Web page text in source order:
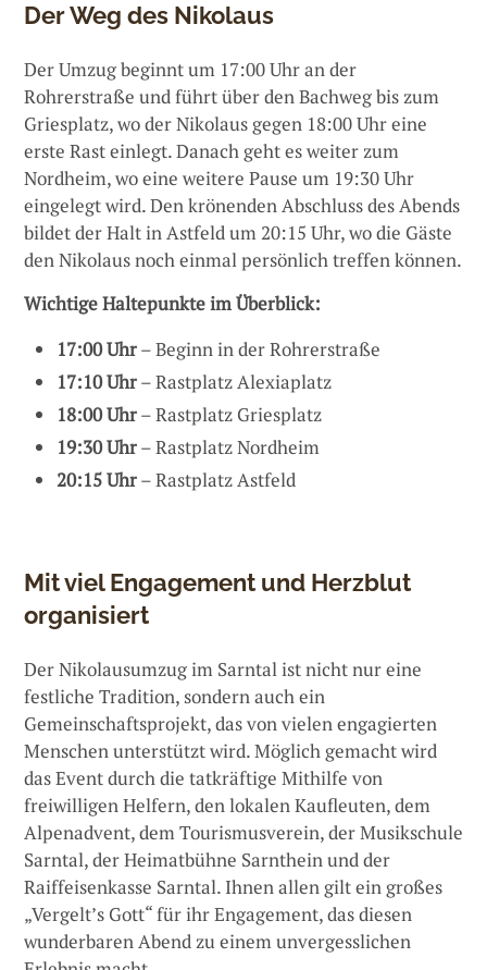
Der Weg des Nikolaus
Der Umzug beginnt um 17:00 Uhr an der
Rohrerstraße und führt über den Bachweg bis zum
Griesplatz, wo der Nikolaus gegen 18:00 Uhr eine
erste Rast einlegt. Danach geht es weiter zum
Nordheim, wo eine weitere Pause um 19:30 Uhr
eingelegt wird. Den krönenden Abschluss des Abends
bildet der Halt in Astfeld um 20:15 Uhr, wo die Gäste
den Nikolaus noch einmal persönlich treffen können.
Wichtige Haltepunkte im Überblick:
17:00 Uhr– Beginn in der Rohrerstraße
17:10 Uhr– Rastplatz Alexiaplatz
18:00 Uhr– Rastplatz Griesplatz
19:30 Uhr– Rastplatz Nordheim
20:15 Uhr– Rastplatz Astfeld
Mit viel Engagement und Herzblut
organisiert
Der Nikolausumzug im Sarntal ist nicht nur eine
festliche Tradition, sondern auch ein
Gemeinschaftsprojekt, das von vielen engagierten
Menschen unterstützt wird. Möglich gemacht wird
das Event durch die tatkräftige Mithilfe von
freiwilligen Helfern, den lokalen Kaufleuten, dem
Alpenadvent, dem Tourismusverein, der Musikschule
Sarntal, der Heimatbühne Sarnthein und der
Raiffeisenkasse Sarntal. Ihnen allen gilt ein großes
„Vergelt’s Gott“ für ihr Engagement, das diesen
wunderbaren Abend zu einem unvergesslichen